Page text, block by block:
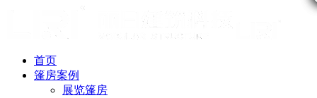
首页
篷房案例
展览篷房